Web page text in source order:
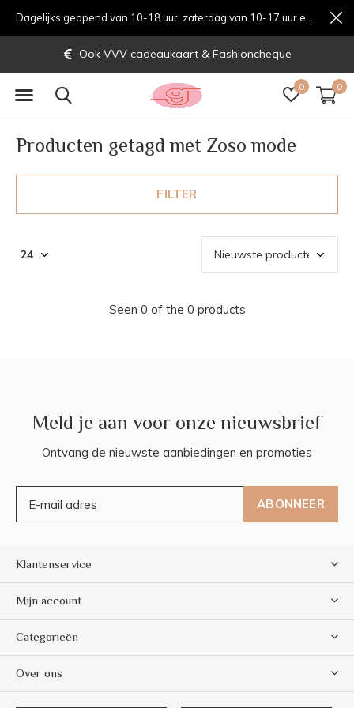
0 0
Ook VVV cadeaukaart & Fashioncheque
Producten getagd met Zoso mode
FILTER
Seen 0 of the 0 products
Meld je aan voor onze nieuwsbrief
Ontvang de nieuwste aanbiedingen en promoties
ABONNEER
Klantenservice
Mijn account
Categorieën
Over ons